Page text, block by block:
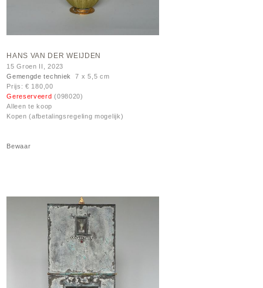
HANS VAN DER WEIJDEN
15 Groen II, 2023
Gemengde techniek
7 x 5,5 cm
Prijs: € 180,00
Gereserveerd(098020)
Alleen te koop
Kopen (afbetalingsregeling mogelijk)
Bewaar